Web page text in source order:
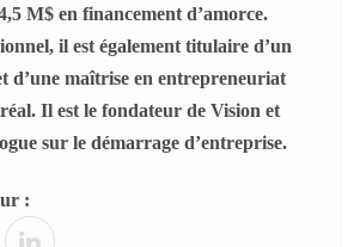
M$ en financement d’amorce.
il est également titulaire d’un
d’une maîtrise en entrepreneuriat
Il est le fondateur de Vision et
sur le démarrage d’entreprise.
: